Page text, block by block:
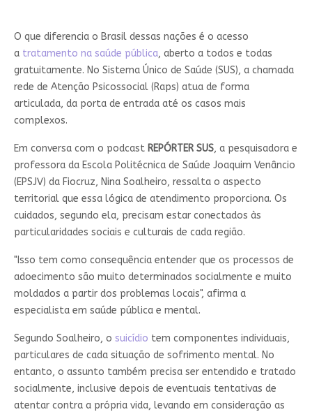
O que diferencia o Brasil dessas nações é o acesso
a tratamento na saúde pública, aberto a todos e todas
gratuitamente. No Sistema Único de Saúde (SUS), a chamada
rede de Atenção Psicossocial (Raps) atua de forma
articulada, da porta de entrada até os casos mais
complexos.
Em conversa com o podcast REPÓRTER SUS, a pesquisadora e
professora da Escola Politécnica de Saúde Joaquim Venâncio
(EPSJV) da Fiocruz, Nina Soalheiro, ressalta o aspecto
territorial que essa lógica de atendimento proporciona. Os
cuidados, segundo ela, precisam estar conectados às
particularidades sociais e culturais de cada região.
"Isso tem como consequência entender que os processos de
adoecimento são muito determinados socialmente e muito
moldados a partir dos problemas locais", afirma a
especialista em saúde pública e mental.
Segundo Soalheiro, o suicídio tem componentes individuais,
particulares de cada situação de sofrimento mental. No
entanto, o assunto também precisa ser entendido e tratado
socialmente, inclusive depois de eventuais tentativas de
atentar contra a própria vida, levando em consideração as